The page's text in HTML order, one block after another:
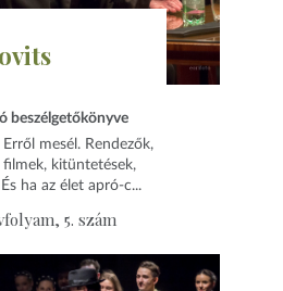
beszélgetőkönyve
mesél. Rendezők,
filmek, kitüntetések,
ha az élet apró-c...
5. szám